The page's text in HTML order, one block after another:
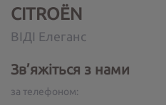
CITROËN
ВІДІ Елеганс
Зв’яжіться з нами
за телефоном: